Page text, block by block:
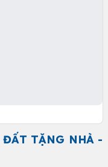
ĐẤT TẶNG NHÀ -